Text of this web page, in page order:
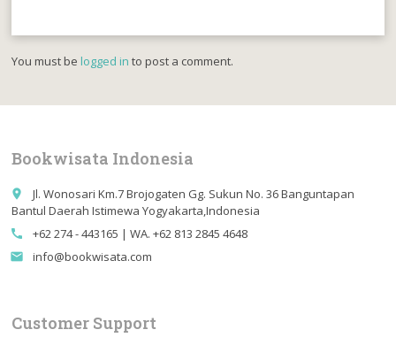
You must belogged in to post a comment.
Bookwisata Indonesia
place
Jl. Wonosari Km.7 Brojogaten Gg. Sukun No. 36 Banguntapan
Bantul Daerah Istimewa Yogyakarta,Indonesia
call +62 274 - 443165 | WA. +62 813 2845 4648
email info@bookwisata.com
Customer Support